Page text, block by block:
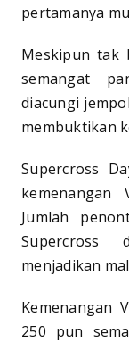
pertamanya
Meskipun tak
semangat
diacungi
membuktikan
Supercross
Jumlah
Supercross
menjadikan
Kemenangan
250 pun